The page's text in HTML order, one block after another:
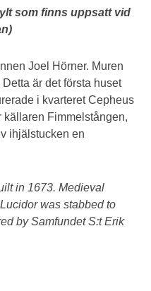
som finns uppsatt vid
Joel Hörner. Muren
är det första huset
i kvarteret Cepheus
källaren Fimmelstången,
ihjälstucken en
in 1673. Medieval
was stabbed to
by Samfundet S:t Erik